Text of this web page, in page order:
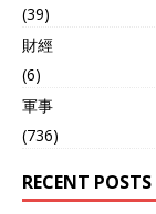
歼-10CE战斗机+霹
程空空导弹击落的
度当局，印度总理
度军方最近压力越
不得已要公布战损
空军歼-10和JF-17
机，也真亏印度军
(39)
財經
(6)
軍事
(736)
RECENT POSTS